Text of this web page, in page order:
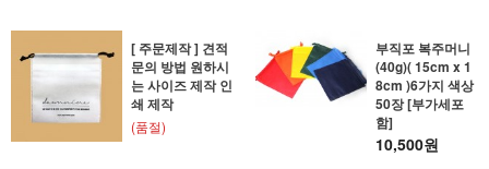
[ 주문제작 ] 견적
문의 방법 원하시
는 사이즈 제작 인
쇄 제작
(품절)
부직포 복주머니
(40g)( 15cm x 1
8cm )6가지 색상
50장 [부가세포
함]
10,500원